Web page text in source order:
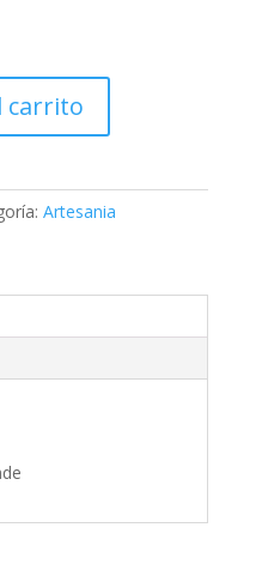
carrito
Artesania